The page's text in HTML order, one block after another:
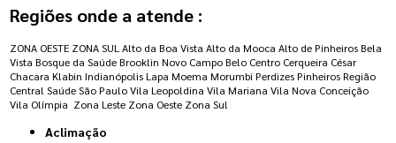
Regiões onde a atende :
ZONA OESTE ZONA SUL Alto da Boa Vista Alto da Mooca Alto de Pinheiros Bela
Vista Bosque da Saúde Brooklin Novo Campo Belo Centro Cerqueira César
Chacara Klabin Indianópolis Lapa Moema Morumbi Perdizes Pinheiros Região
Central Saúde São Paulo Vila Leopoldina Vila Mariana Vila Nova Conceição
Vila Olímpia Zona Leste Zona Oeste Zona Sul
Aclimação